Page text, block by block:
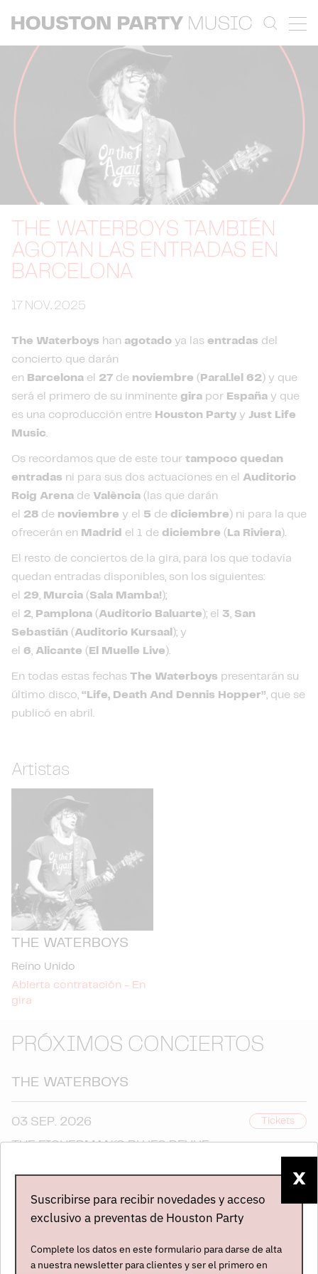
THE WATERBOYS TAMBIÉN
AGOTAN LAS ENTRADAS EN
BARCELONA
17 NOV. 2025
The Waterboys han agotado ya las entradas del
concierto que darán
en Barcelona el 27 de noviembre ( Paral.lel 62) y que
será el primero de su inminente gira por España y que
es una coproducción entre Houston Party y Just Life
Music.
Os recordamos que de este tour tampoco quedan
entradas ni para sus dos actuaciones en el Auditorio
Roig Arena de València (las que darán
el 28 de noviembre y el 5 de diciembre ) ni para la que
ofrecerán en Madrid el 1 de diciembre ( La Riviera).
El resto de conciertos de la gira, para los que todavía
quedan entradas disponibles, son los siguientes:
el 29, Murcia ( Sala Mamba! );
el 2, Pamplona ( Auditorio Baluarte ); el 3, San
Sebastián ( Auditorio Kursaal ); y
el 6, Alicante ( El Muelle Live ).
En todas estas fechas The Waterboys presentarán su
último disco, “Life, Death And Dennis Hopper”, que se
publicó en abril.
Artistas
THE WATERBOYS
Reino Unido
Abierta contratación - En
gira
PRÓXIMOS CONCIERTOS
THE WATERBOYS
03 SEP. 2026 Tickets
THE WATERBOYS
THE FISHERMAN´ S BLUES REVUE
X
Suscribirse para recibir novedades y acceso
exclusivo a preventas de Houston Party
Complete los datos en este formulario para darse de alta
a nuestra newsletter para clientes y ser el primero en